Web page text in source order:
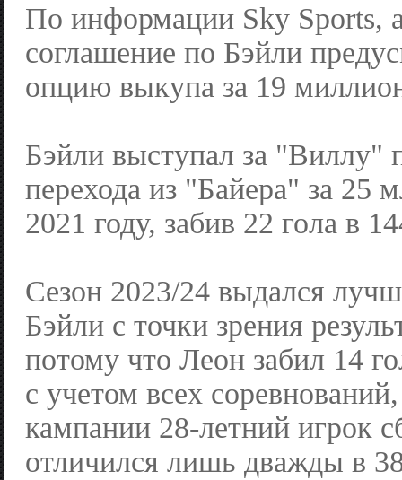
По информации Sky Sports,
соглашение по Бэйли
опцию выкупа за 19
Бэйли выступал за "Виллу"
перехода из "Байера" за 25
2021 году, забив 22 гола в
Сезон 2023/24 выдался
Бэйли с точки зрения
потому что Леон забил 14
с учетом всех
кампании 28-летний игрок
отличился лишь дважды в